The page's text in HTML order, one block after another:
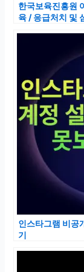
한국보육진흥원
육 / 응급처치 및
인스타그램 비공
기